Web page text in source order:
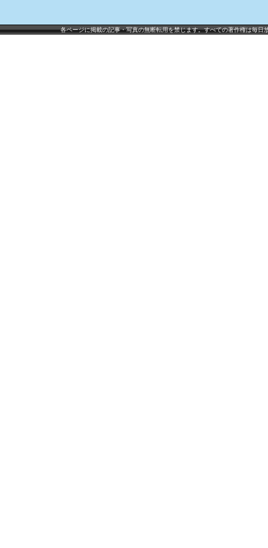
各ページに掲載の記事・写真の無断転用を禁じます。すべての著作権は毎日